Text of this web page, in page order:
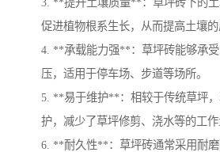
促进植物根系生长，从而提高土壤的
4. **承载能力强**：草坪砖能够承
压，适用于停车场、步道等场所。
5. **易于维护**：相较于传统草坪
护，减少了草坪修剪、浇水等的工作
6. **耐久性**：草坪砖通常采用耐磨